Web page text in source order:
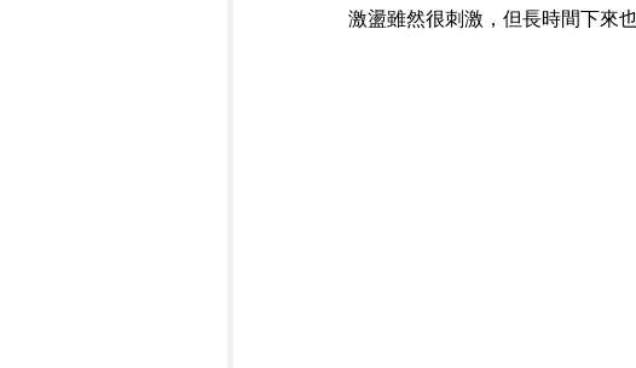
激盪雖然很刺激，但長時間下來